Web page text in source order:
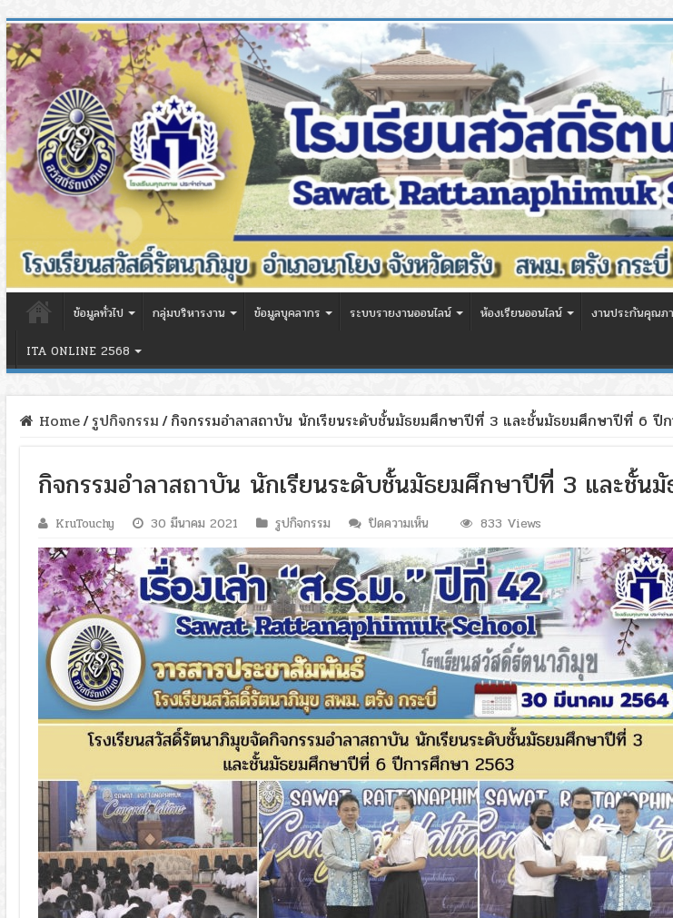
ข้อมูลทั่วไป กลุ่มบริหารงาน ข้อมูลบุคลากร ระบบรายงานออนไลน์ ห้องเรียนออนไลน์ งานประกันคุณภ
ITA ONLINE 2568
Home/รูปกิจกรรม/กิจกรรมอำลาสถาบัน นักเรียนระดับชั้นมัธยมศึกษาปีที่ 3 และชั้นมัธยมศึกษาปีที่ 6 ปี
กิจกรรมอำลาสถาบัน นักเรียนระดับชั้นมัธยมศึกษาปีที่ 3 และชั้
KruTouchy 30 มีนาคม 2021 รูปกิจกรรม ปิดความเห็นบน
อำลา
สถาบัน
นักเรียน
ระดับ
ชั้น
มัธยมศึกษา
ปี
ที่
3
และ
ชั้น
มัธยมศึกษา
ปี
ที่
6
ปี
การ
ศึกษา
2563
833 Views